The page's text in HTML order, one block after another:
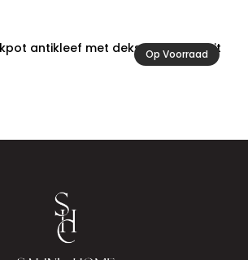
Op Voorraad
antikleef met deksel Glints Spirit